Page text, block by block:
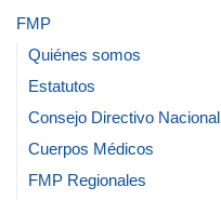
FMP
Quiénes somos
Estatutos
Consejo Directivo Nacional
Cuerpos Médicos
FMP Regionales